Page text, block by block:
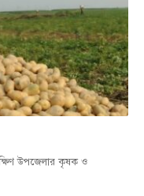
উপজেলার কৃষক ও